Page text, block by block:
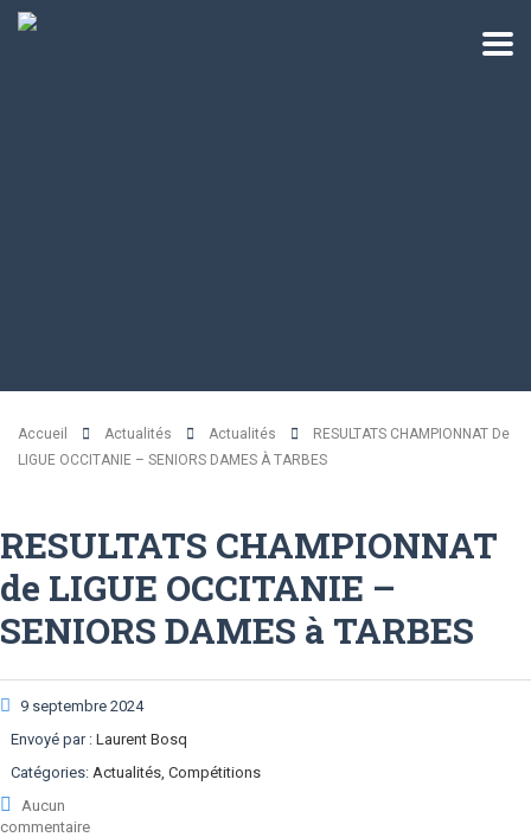
Accueil Actualités Actualités
RESULTATS CHAMPIONNAT De
LIGUE OCCITANIE – SENIORS DAMES À TARBES
RESULTATS CHAMPIONNAT
de LIGUE OCCITANIE –
SENIORS DAMES à TARBES
9 septembre 2024
Envoyé par : Laurent Bosq
Catégories: Actualités, Compétitions
Aucun
commentaire